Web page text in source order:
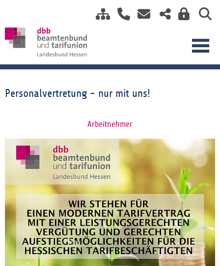
Personalvertretung - nur mit uns!
Arbeitnehmer